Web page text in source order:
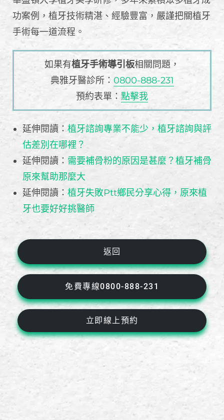
功案例，植牙技術精湛、經驗豐富，嚴謹把關植牙
手術每一道流程。
如果有植牙手術導引板相關問題，
典雅牙醫診所： 0800-888-231
預約表單： 點擊我
延伸閱讀： 植牙諮詢專業不能少，植牙諮詢與評
估差別在哪裡？
延伸閱讀： 需要補骨粉的原因是甚麼？植牙補骨
原來幫助那麼大
延伸閱讀： 植牙失敗Ptt鄉民分享心得，原來植
牙也要好好挑醫師
返回
免費專線0800-888-231
立即線上預約